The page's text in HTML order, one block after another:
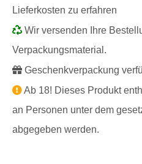
Lieferkosten zu erfahren
Wir versenden Ihre
Verpackungsmaterial.
Geschenkverpackung
Ab 18! Dieses Produkt
an Personen unter dem
abgegeben werden.